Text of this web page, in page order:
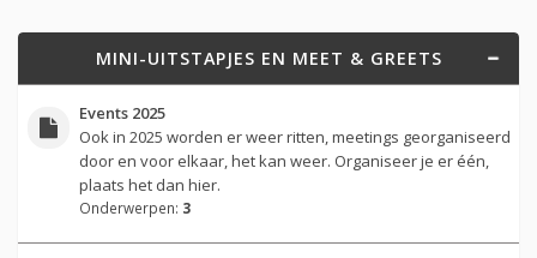
MINI-UITSTAPJES EN MEET & GREETS
Events 2025
Ook in 2025 worden er weer ritten, meetings georganiseerd
door en voor elkaar, het kan weer. Organiseer je er één,
plaats het dan hier.
Onderwerpen: 3